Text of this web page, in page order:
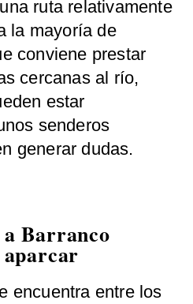
ruta relativamente
la mayoría de
conviene prestar
cercanas al río,
estar
senderos
generar dudas.
Barranco
encuentra entre los